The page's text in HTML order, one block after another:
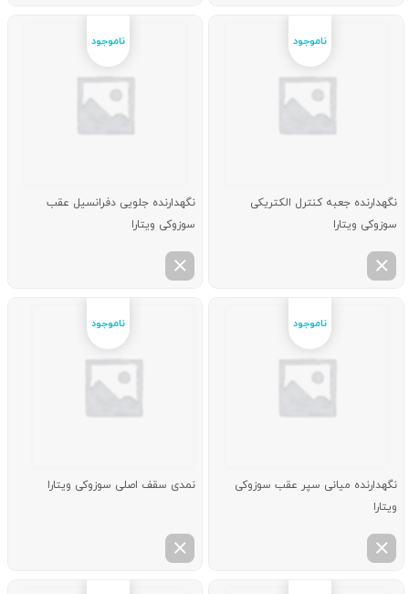
نگهدارنده جعبه كنترل الكتریكی
سوزوکی ویتارا
نگهدارنده جلویی دفرانسیل عقب
سوزوکی ویتارا
نگهدارنده میانی سپر عقب سوزوکی
ویتارا
نمدی سقف اصلی سوزوکی ویتارا